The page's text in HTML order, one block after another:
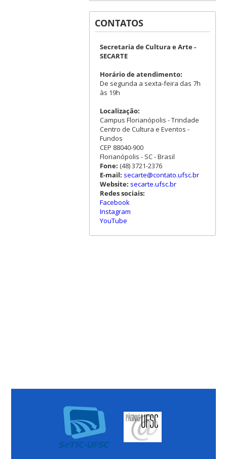
CONTATOS
Secretaria de Cultura e Arte -
SECARTE
Horário de atendimento:
De segunda a sexta-feira das 7h
às 19h
Localização:
Campus Florianópolis - Trindade
Centro de Cultura e Eventos -
Fundos
CEP 88040-900
Florianópolis - SC - Brasil
Fone: (48) 3721-2376
E-mail: secarte@contato.ufsc.br
Website: secarte.ufsc.br
Redes sociais:
Facebook
Instagram
YouTube